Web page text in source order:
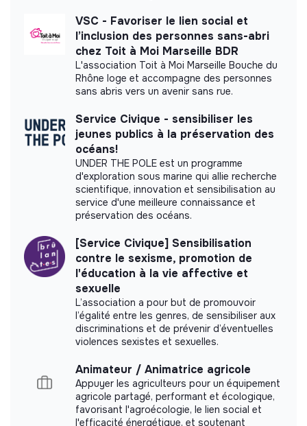
Konk Ar Lab - Le FabLab de la Baie did not yet
communicate its impact measurement.
This structure did not communicate to us the
labels or certifications that it was able to obtain.
Documents
Did not yet add a transparency document.
VSC - Favoriser le lien social et
l’inclusion des personnes sans-abri
chez Toit à Moi Marseille BDR
L'association Toit à Moi Marseille Bouche du
Rhône loge et accompagne des personnes
sans abris vers un avenir sans rue.
Service Civique - sensibiliser les
jeunes publics à la préservation des
océans!
UNDER THE POLE est un programme
d'exploration sous marine qui allie recherche
scientifique, innovation et sensibilisation au
service d'une meilleure connaissance et
préservation des océans.
[Service Civique] Sensibilisation
contre le sexisme, promotion de
l'éducation à la vie affective et
sexuelle
L’association a pour but de promouvoir
l’égalité entre les genres, de sensibiliser aux
discriminations et de prévenir d’éventuelles
violences sexistes et sexuelles.
Animateur / Animatrice agricole
Appuyer les agriculteurs pour un équipement
agricole partagé, performant et écologique,
favorisant l'agroécologie, le lien social et
l'efficacité énergétique, et soutenant